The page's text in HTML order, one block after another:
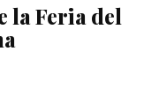
la Feria del